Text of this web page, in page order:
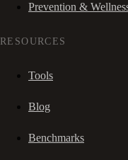
Prevention &
RESOURCES
Tools
Blog
Benchmarks